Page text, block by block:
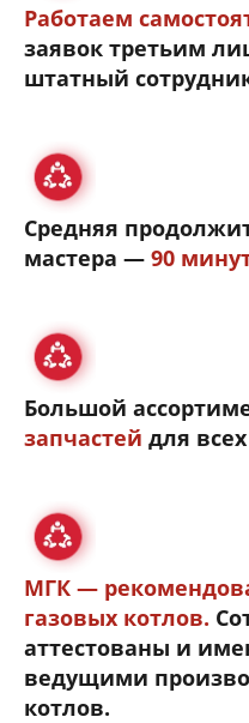
Работаем
заявок третьим
штатный
Средняя
мастера — 90
Большой
запчастей для
МГК —
газовых котлов.
аттестованы и
ведущими
котлов.